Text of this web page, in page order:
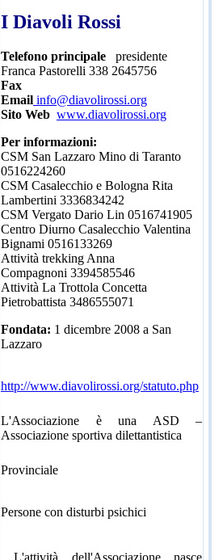
I Diavoli Rossi
Telefono principale presidente
Franca Pastorelli 338 2645756
Fax
Email info@diavolirossi.org
Sito Web www.diavolirossi.org
Per informazioni:
CSM San Lazzaro Mino di Taranto
0516224260
CSM Casalecchio e Bologna Rita
Lambertini 3336834242
CSM Vergato Dario Lin 0516741905
Centro Diurno Casalecchio Valentina
Bignami 0516133269
Attività trekking Anna
Compagnoni 3394585546
Attività La Trottola Concetta
Pietrobattista 3486555071
Fondata: 1 dicembre 2008 a San
Lazzaro
http://www.diavolirossi.org/statuto.php
L'Associazione è una ASD –
Associazione sportiva dilettantistica
Provinciale
Persone con disturbi psichici
L'attività dell'Associazione nasce